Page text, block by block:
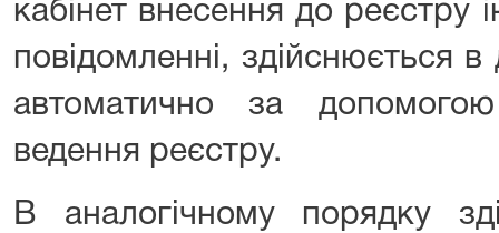
кабінет внесення до реєстру
повідомленні, здійснюється
автоматично за
ведення реєстру.
В аналогічному порядку